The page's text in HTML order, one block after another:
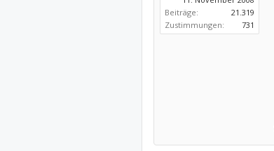
Beiträge:
21.319
Zustimmungen:
731